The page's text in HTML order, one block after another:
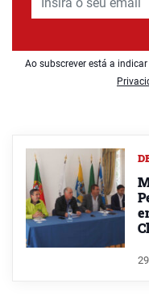
Ao subscrever está a